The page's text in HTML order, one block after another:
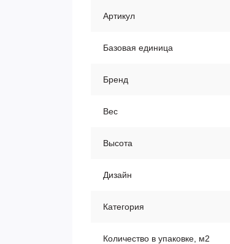
Артикул
Базовая единица
Бренд
Вес
Высота
Дизайн
Категория
Количество в упаковке, м2